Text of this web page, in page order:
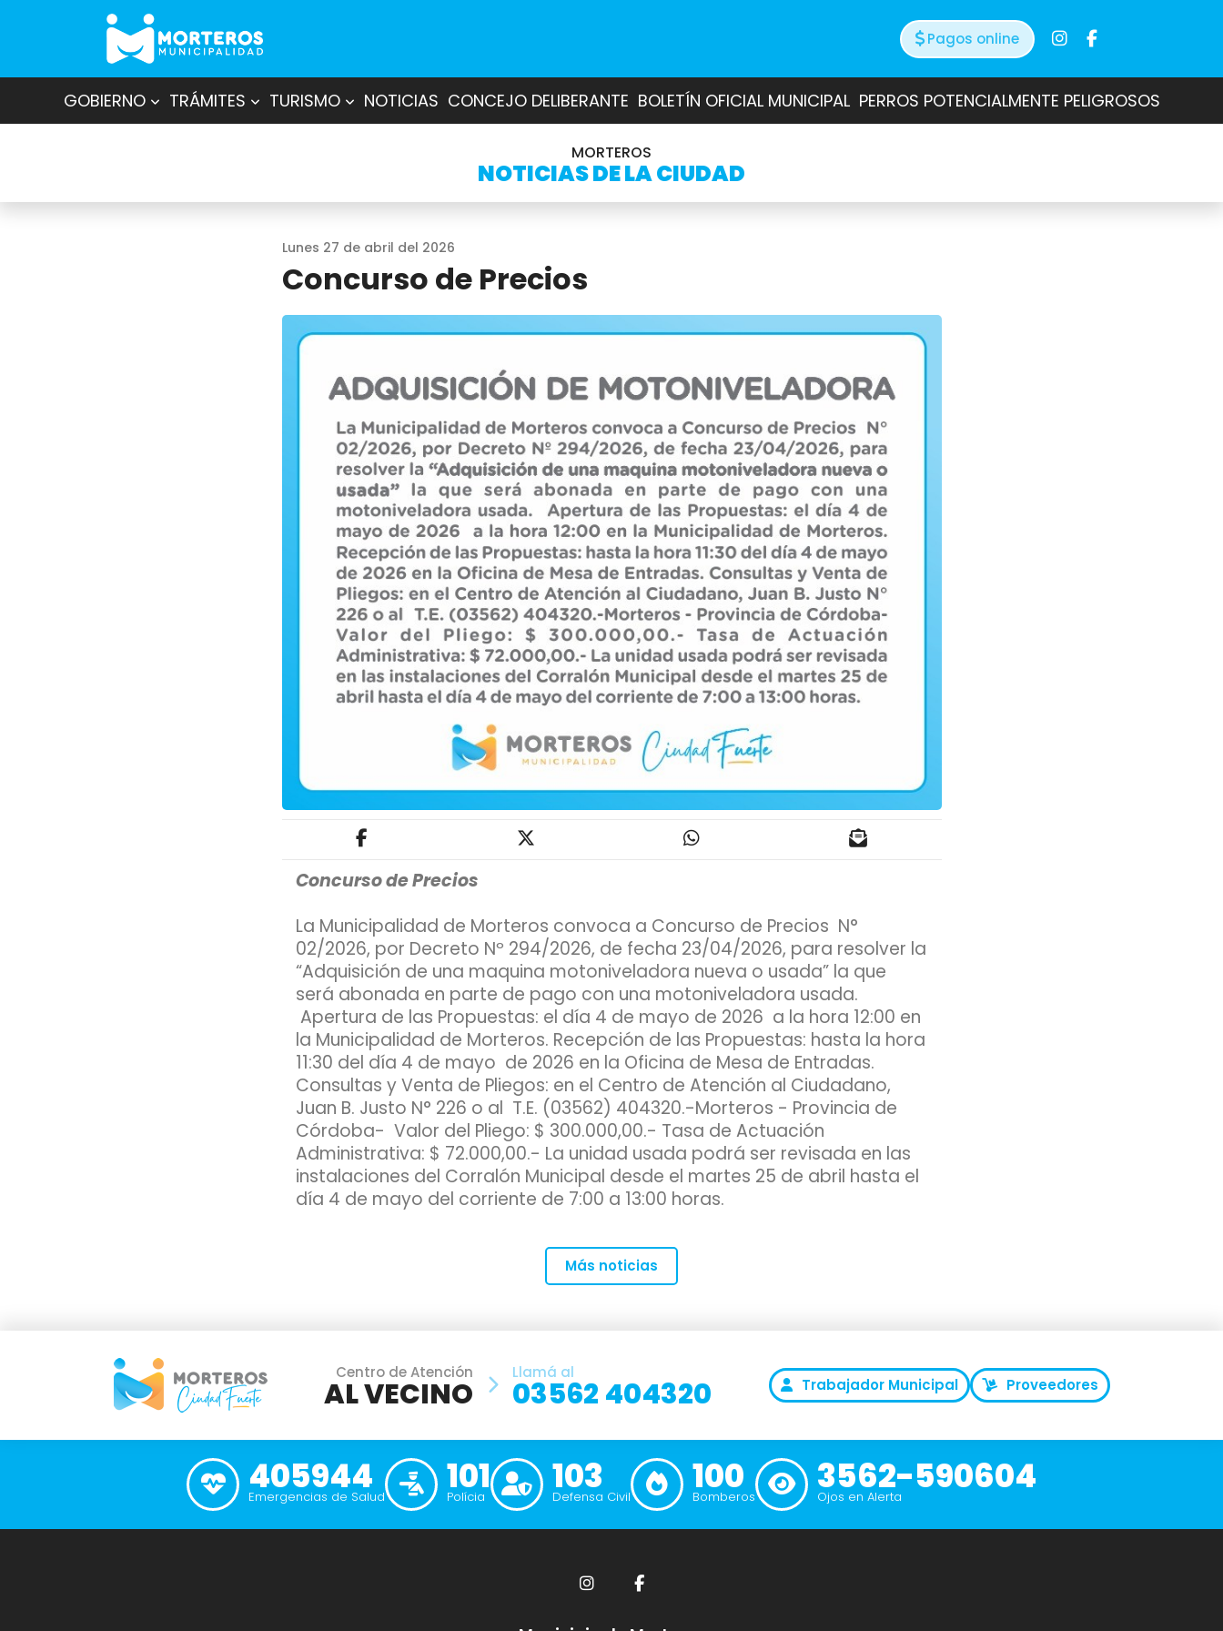
Pagos online
GOBIERNO TRÁMITES TURISMO NOTICIAS CONCEJO DELIBERANTE BOLETÍN OFICIAL MUNICIPAL PERROS POTENCIALMENTE PELIGROSOS
MORTEROS
NOTICIAS DE LA CIUDAD
Lunes 27 de abril del 2026
Concurso de Precios
Concurso de Precios
La Municipalidad de Morteros convoca a Concurso de Precios N°
02/2026, por Decreto Nº 294/2026, de fecha 23/04/2026, para resolver la
“Adquisición de una maquina motoniveladora nueva o usada” la que
será abonada en parte de pago con una motoniveladora usada.
Apertura de las Propuestas: el día 4 de mayo de 2026 a la hora 12:00 en
la Municipalidad de Morteros. Recepción de las Propuestas: hasta la hora
11:30 del día 4 de mayo de 2026 en la Oficina de Mesa de Entradas.
Consultas y Venta de Pliegos: en el Centro de Atención al Ciudadano,
Juan B. Justo N° 226 o al T.E. (03562) 404320.-Morteros - Provincia de
Córdoba- Valor del Pliego: $ 300.000,00.- Tasa de Actuación
Administrativa: $ 72.000,00.- La unidad usada podrá ser revisada en las
instalaciones del Corralón Municipal desde el martes 25 de abril hasta el
día 4 de mayo del corriente de 7:00 a 13:00 horas.
Más noticias
Centro de Atención
AL VECINO
Llamá al
03562 404320 Trabajador Municipal Proveedores
405944
Emergencias de Salud 101
Polícia 103
Defensa Civil 100
Bomberos 3562-590604
Ojos en Alerta